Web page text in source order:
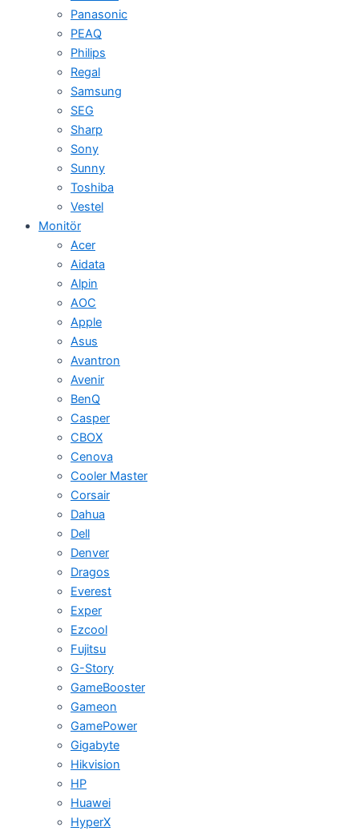
Panasonic
PEAQ
Philips
Regal
Samsung
SEG
Sharp
Sony
Sunny
Toshiba
Vestel
Monitör
Acer
Aidata
Alpin
AOC
Apple
Asus
Avantron
Avenir
BenQ
Casper
CBOX
Cenova
Cooler Master
Corsair
Dahua
Dell
Denver
Dragos
Everest
Exper
Ezcool
Fujitsu
G-Story
GameBooster
Gameon
GamePower
Gigabyte
Hikvision
HP
Huawei
HyperX